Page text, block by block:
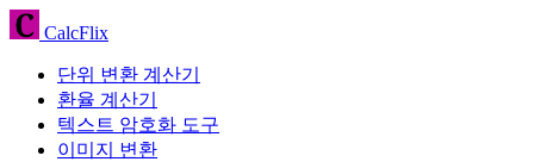
CalcFlix
단위 변환 계산기
환율 계산기
텍스트 암호화 도구
이미지 변환